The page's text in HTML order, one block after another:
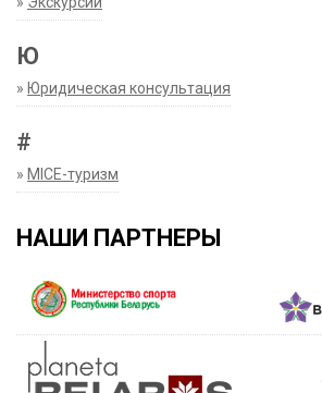
Ю
» Юридическая консультация
#
» MICE-туризм
НАШИ ПАРТНЕРЫ